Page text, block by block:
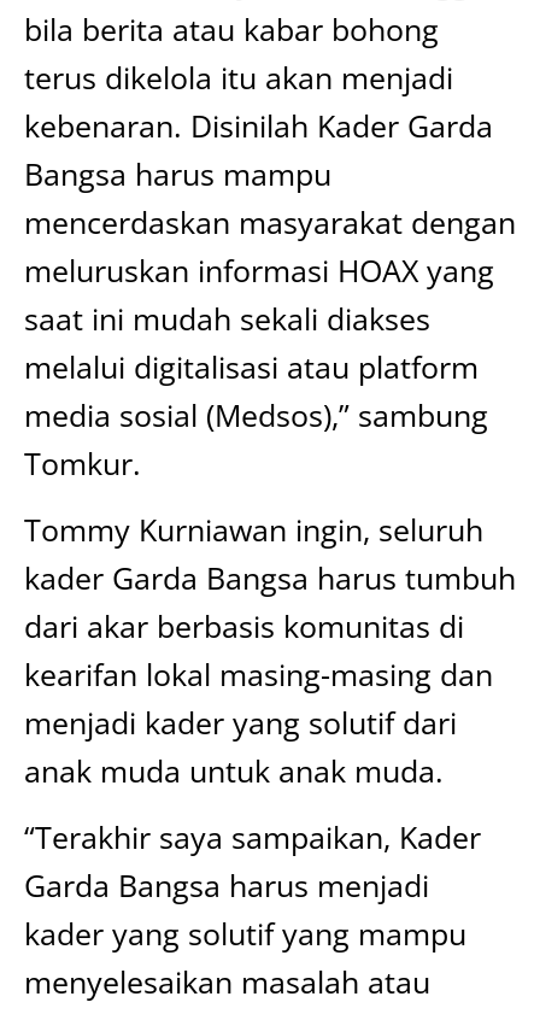
bila berita atau kabar bohong
terus dikelola itu akan menjadi
kebenaran. Disinilah Kader Garda
Bangsa harus mampu
mencerdaskan masyarakat dengan
meluruskan informasi HOAX yang
saat ini mudah sekali diakses
melalui digitalisasi atau platform
media sosial (Medsos),” sambung
Tomkur.
Tommy Kurniawan ingin, seluruh
kader Garda Bangsa harus tumbuh
dari akar berbasis komunitas di
kearifan lokal masing-masing dan
menjadi kader yang solutif dari
anak muda untuk anak muda.
“Terakhir saya sampaikan, Kader
Garda Bangsa harus menjadi
kader yang solutif yang mampu
menyelesaikan masalah atau